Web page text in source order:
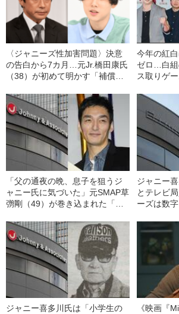
〈ジャニーズ性加害問題〉決意
の告白から7カ月…元Jr.橋田康氏
（38）が初めて明かす「補償を
今年の紅
ゼロ…白組
ス取りゲー
「父の通夜の晩、息子を狙うジ
ャニー氏に気づいた」元SMAP草
彅剛（49）が巻き込まれた「ジ
因縁”
ジャニー
とテレビ
ーズは数
ジャニー喜多川氏は「小学生の
《映画『